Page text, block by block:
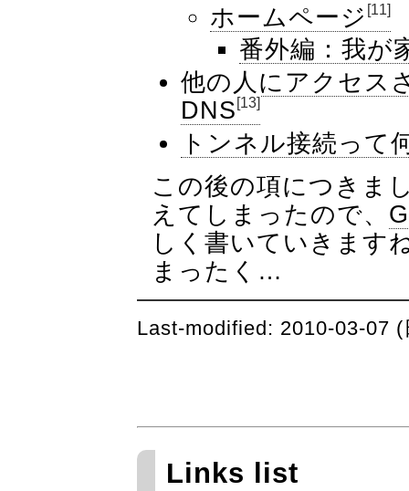
ホームページ [11]
番外編：我が
他の人にアクセス
DNS [13]
トンネル接続って
この後の項につきま
えてしまったので、
しく書いていきます
まったく…
Last-modified: 2010-03-07
Links list